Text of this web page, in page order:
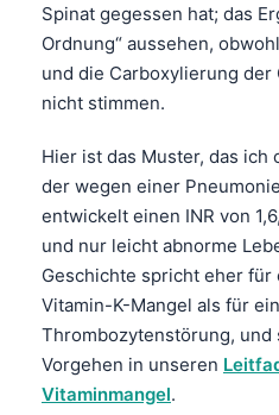
Spinat gegessen hat; das
Ordnung“ aussehen,
und die Carboxylierung
nicht stimmen.
Hier ist das Muster, das ich
der wegen einer
entwickelt einen INR von
und nur leicht abnorme
Geschichte spricht eher
Vitamin-K-Mangel als für
Thrombozytenstörung, und
Vorgehen in unseren
Vitaminmangel.